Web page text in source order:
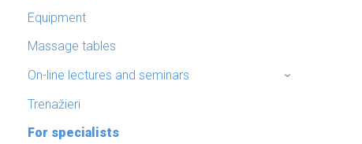
Equipment
Massage tables
On-line lectures and seminars
›
Trenažieri
For specialists